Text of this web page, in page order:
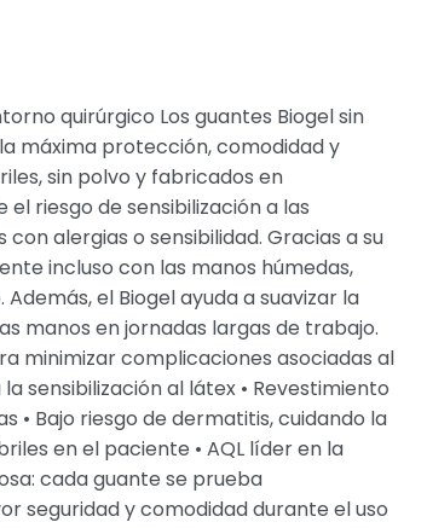
quirúrgico Los guantes Biogel sin
máxima protección, comodidad y
sin polvo y fabricados en
riesgo de sensibilización a las
alergias o sensibilidad. Gracias a su
incluso con las manos húmedas,
el Biogel ayuda a suavizar la
manos en jornadas largas de trabajo.
minimizar complicaciones asociadas al
sensibilización al látex • Revestimiento
• Bajo riesgo de dermatitis, cuidando la
en el paciente • AQL líder en la
cada guante se prueba
seguridad y comodidad durante el uso